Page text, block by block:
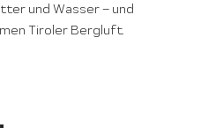
und Wasser – und
Tiroler Bergluft.